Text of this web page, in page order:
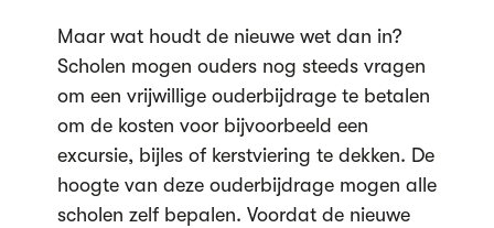
Maar wat houdt de nieuwe wet dan in?
Scholen mogen ouders nog steeds vragen
om een vrijwillige ouderbijdrage te betalen
om de kosten voor bijvoorbeeld een
excursie, bijles of kerstviering te dekken. De
hoogte van deze ouderbijdrage mogen alle
scholen zelf bepalen. Voordat de nieuwe